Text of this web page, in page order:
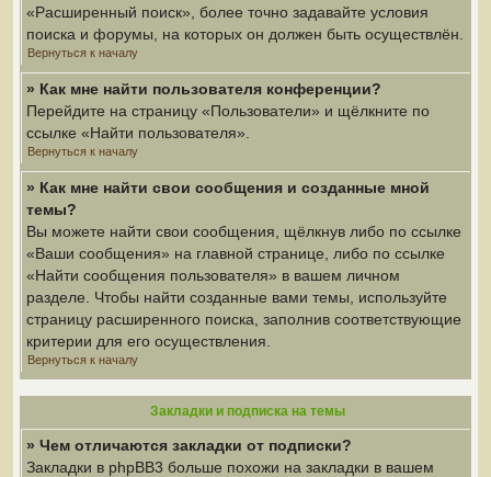
«Расширенный поиск», более точно задавайте условия
поиска и форумы, на которых он должен быть осуществлён.
Вернуться к началу
» Как мне найти пользователя конференции?
Перейдите на страницу «Пользователи» и щёлкните по
ссылке «Найти пользователя».
Вернуться к началу
» Как мне найти свои сообщения и созданные мной
темы?
Вы можете найти свои сообщения, щёлкнув либо по ссылке
«Ваши сообщения» на главной странице, либо по ссылке
«Найти сообщения пользователя» в вашем личном
разделе. Чтобы найти созданные вами темы, используйте
страницу расширенного поиска, заполнив соответствующие
критерии для его осуществления.
Вернуться к началу
Закладки и подписка на темы
» Чем отличаются закладки от подписки?
Закладки в phpBB3 больше похожи на закладки в вашем